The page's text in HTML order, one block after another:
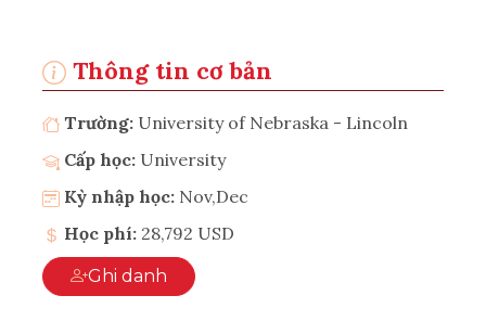
Thông tin cơ bản
Trường: University of Nebraska - Lincoln
Cấp học: University
Kỳ nhập học: Nov,Dec
Học phí: 28,792 USD
Ghi danh